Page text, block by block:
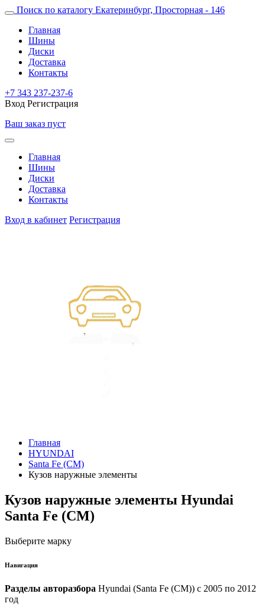
Поиск по каталогу Екатеринбург, Просторная - 146
Главная
Шины
Диски
Доставка
Контакты
+7 343 237-237-6
Вход Регистрация
Ваш заказ пуст
Главная
Шины
Диски
Доставка
Контакты
Вход в кабинет Регистрация
Главная
HYUNDAI
Santa Fe (CM)
Кузов наружные элементы
Кузов наружные элементы Hyundai
Santa Fe (CM)
Выберите марку
Навигация
Разделы авторазбора Hyundai (Santa Fe (CM)) с 2005 по 2012
год